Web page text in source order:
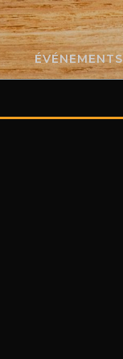
ÉVÉNEMENTS